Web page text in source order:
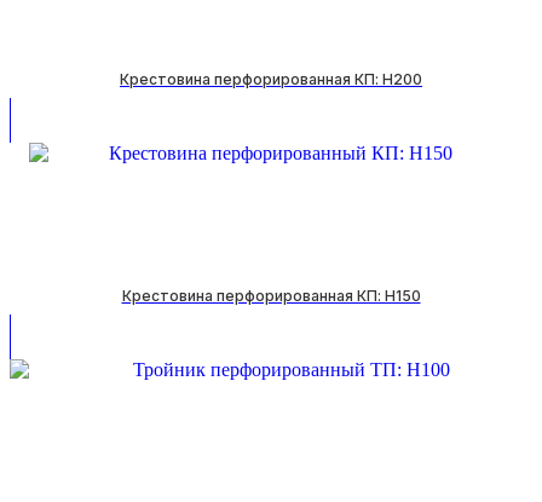
Крестовина перфорированная КП: H200
Крестовина перфорированная КП: H150